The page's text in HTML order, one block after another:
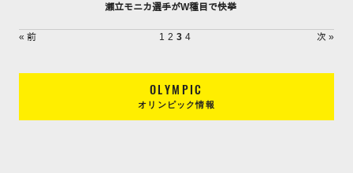
瀬立モニカ選手がW種目で快挙
« 前 1 2 3 4 次 »
OLYMPIC
オリンピック情報